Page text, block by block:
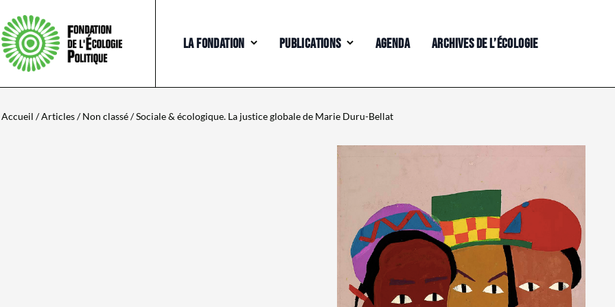
LA FONDATION PUBLICATIONS AGENDA ARCHIVES DE L’ÉCOLOGIE
Accueil /Articles/Non classé/ Sociale & écologique. La justice globale de Marie Duru-Bellat